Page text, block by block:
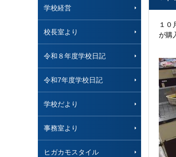
学校経営
校長室より
令和８年度学校日記
令和7年度学校日記
学校だより
事務室より
ヒガカモスタイル
１０
が購